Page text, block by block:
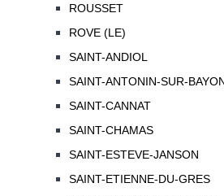
ROUSSET
ROVE (LE)
SAINT-ANDIOL
SAINT-ANTONIN-SUR-
SAINT-CANNAT
SAINT-CHAMAS
SAINT-ESTEVE-JANSON
SAINT-ETIENNE-DU-GRES